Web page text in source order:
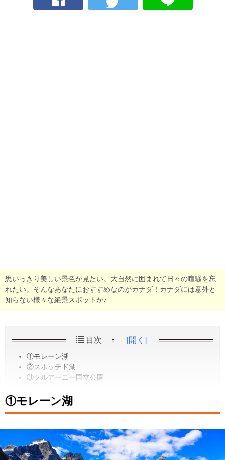
思いっきり美しい景色が見たい。大自然に囲まれて日々の喧騒を忘
れたい。そんなあなたにおすすめなのがカナダ！カナダには意外と
知らない様々な絶景スポットが♪
目次 [開く]
①モレーン湖
②スポッテド湖
③クルアーニー国立公園
①モレーン湖